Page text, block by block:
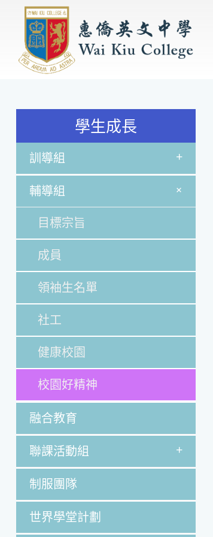
學生成長
訓導組 +
輔導組 +
目標宗旨
成員
領袖生名單
社工
健康校園
校園好精神
融合教育
聯課活動組 +
制服團隊
世界學堂計劃